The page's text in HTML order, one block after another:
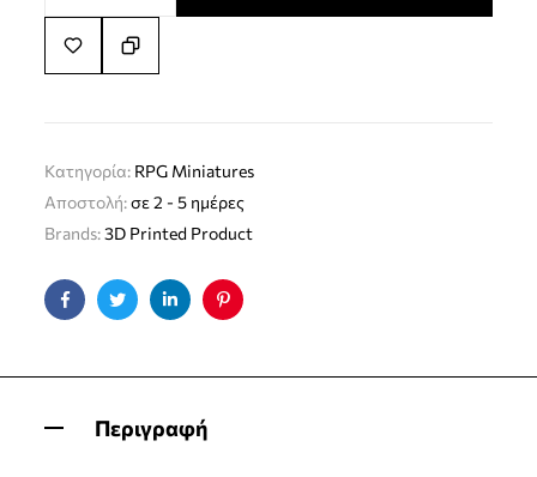
Κατηγορία: RPG Miniatures
Αποστολή:σε 2 - 5 ημέρες
Brands:3D Printed Product
FacebookTwitterLinkedinPinterest
Περιγραφή